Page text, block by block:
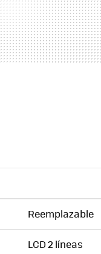
Reemplazable
LCD 2 líneas